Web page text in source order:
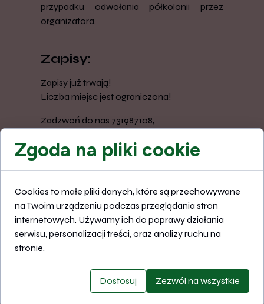
FORMULARZ
ZGŁOSZENIOWY:
Imię i nazwisko dziecka
Zapisy:
Zapisy już trwają!
Liczba miejsc jest ograniczona!
Zadzwoń do nas 731987108,
biurozmiloscido@gmail.com
lub wypełnij formularz poniżej:
przypadku odwołania półkolonii przez
organizatora.
Zgoda na pliki cookie
Cookies to małe pliki danych, które są przechowywane
na Twoim urządzeniu podczas przeglądania stron
internetowych. Używamy ich do poprawy działania
serwisu, personalizacji treści, oraz analizy ruchu na
stronie.
Dostosuj Zezwól na wszystkie